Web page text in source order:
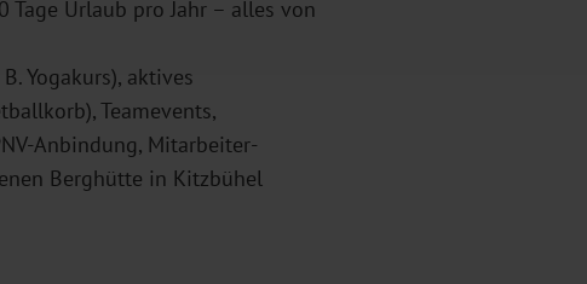
Urlaub pro Jahr – alles von
Yogakurs), aktives
Teamevents,
Anbindung, Mitarbeiter-
Berghütte in Kitzbühel